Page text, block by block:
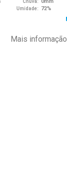
Mais informação